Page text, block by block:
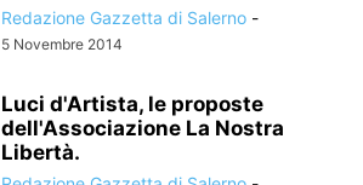
Redazione Gazzetta di Salerno -
5 Novembre 2014
Luci d'Artista, le proposte
dell'Associazione La Nostra
Libertà.